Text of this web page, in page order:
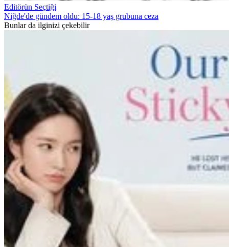
Editörün Seçtiği
Niğde'de gündem oldu: 15-18 yaş grubuna ceza
Bunlar da ilginizi çekebilir